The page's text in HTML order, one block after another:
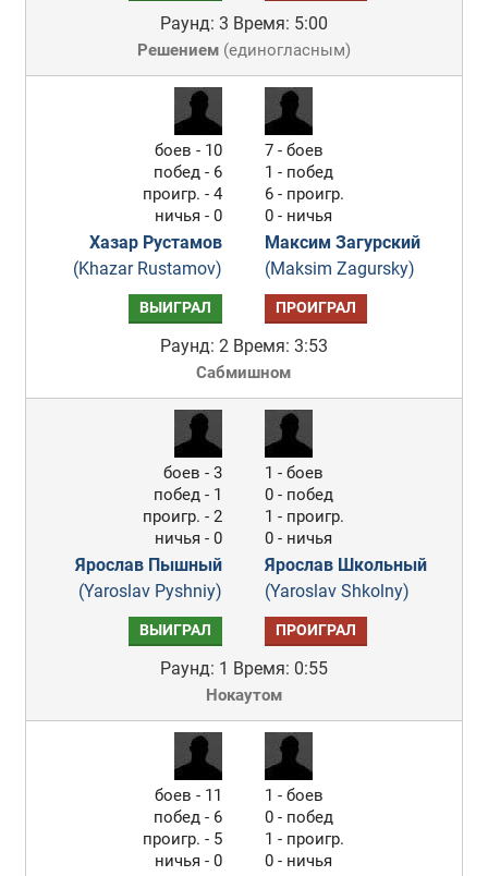
Раунд: 3 Время: 5:00
Решением(единогласным)
боев - 10
побед - 6
проигр. - 4
ничья - 0
Хазар Рустамов
(Khazar Rustamov)
7 - боев
1 - побед
6 - проигр.
0 - ничья
Максим Загурский
(Maksim Zagursky)
ВЫИГРАЛ ПРОИГРАЛ
Раунд: 2 Время: 3:53
Сабмишном
боев - 3
побед - 1
проигр. - 2
ничья - 0
Ярослав Пышный
(Yaroslav Pyshniy)
1 - боев
0 - побед
1 - проигр.
0 - ничья
Ярослав Школьный
(Yaroslav Shkolny)
ВЫИГРАЛ ПРОИГРАЛ
Раунд: 1 Время: 0:55
Нокаутом
боев - 11
побед - 6
проигр. - 5
ничья - 0
1 - боев
0 - побед
1 - проигр.
0 - ничья